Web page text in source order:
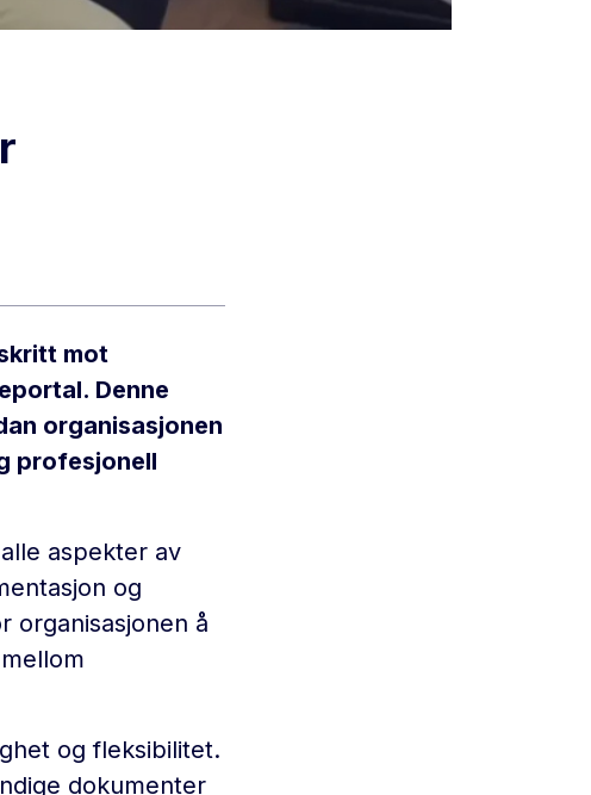
mot
Denne
organisasjonen
profesjonell
aspekter av
og
organisasjonen å
og fleksibilitet.
dokumenter